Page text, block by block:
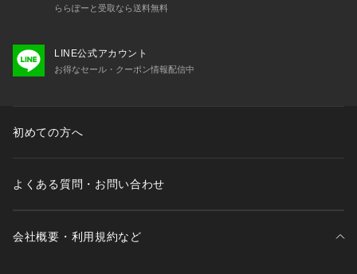
ららぽーと受取なら送料無料
LINE公式アカウント
お得なセール・クーポン情報配信中
初めての方へ
よくある質問・お問い合わせ
会社概要・利用規約など